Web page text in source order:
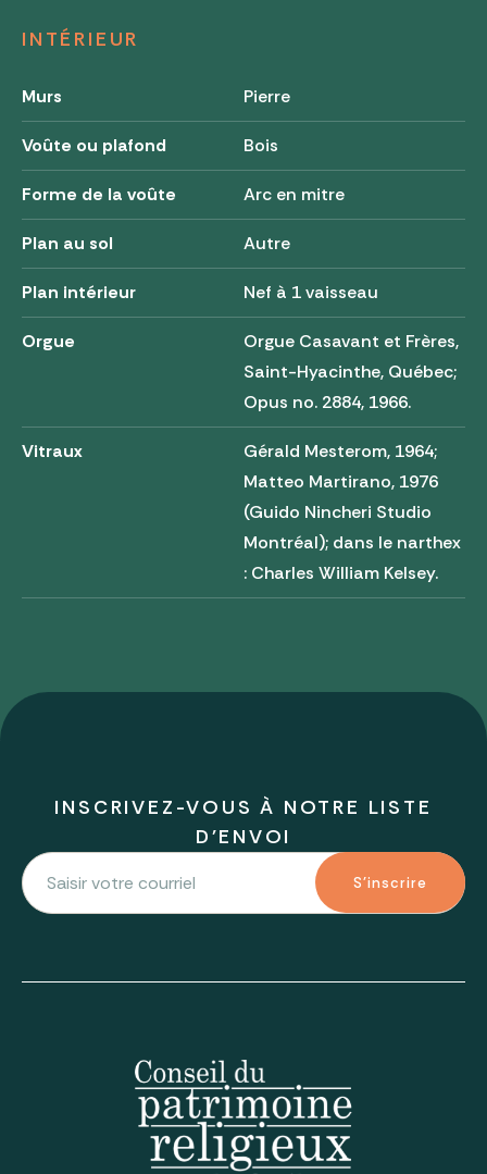
INTÉRIEUR
Murs Pierre
Voûte ou plafond Bois
Forme de la voûte Arc en mitre
Plan au sol Autre
Plan intérieur Nef à 1 vaisseau
Orgue
Orgue Casavant et Frères,
Saint-Hyacinthe, Québec;
Opus no. 2884, 1966.
Vitraux
Gérald Mesterom, 1964;
Matteo Martirano, 1976
(Guido Nincheri Studio
Montréal); dans le narthex
: Charles William Kelsey.
INSCRIVEZ-VOUS À NOTRE LISTE
D'ENVOI
S'inscrire